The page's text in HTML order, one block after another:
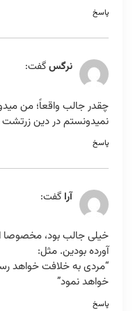
پاسخ
نرگسگفت:
چقدر جالب واقعاً؛ من
نمیدونستم در دین زرتشت منتظر ۳منجی
پاسخ
آرا گفت:
خیلی جالب بود، مخصوصا
آورده بودین. مثل:
“مردی به خلافت خواهد
خواهد نمود”
پاسخ